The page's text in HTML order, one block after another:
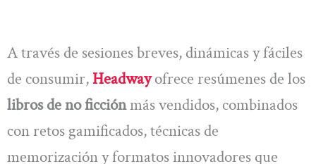
A través de sesiones breves, dinámicas y fáciles
de consumir, Headwayofrece resúmenes de los
libros de no ficciónmás vendidos, combinados
con retos gamificados, técnicas de
memorización y formatos innovadores que